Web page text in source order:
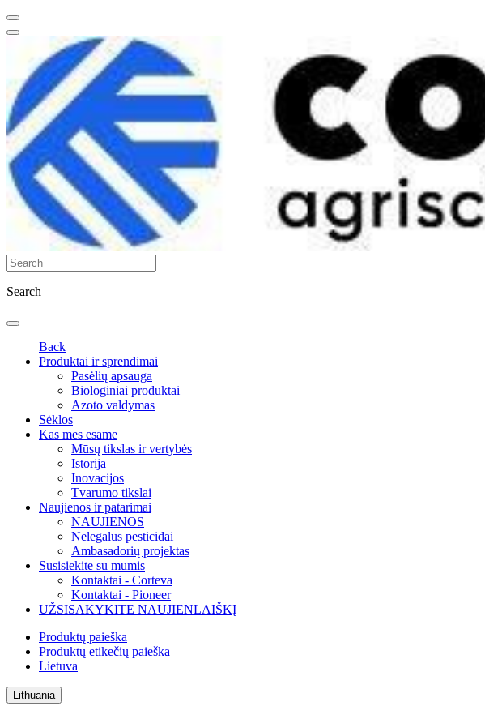
Search
Back
Produktai ir sprendimai
Pasėlių apsauga
Biologiniai produktai
Azoto valdymas
Sėklos
Kas mes esame
Mūsų tikslas ir vertybės
Istorija
Inovacijos
Tvarumo tikslai
Naujienos ir patarimai
NAUJIENOS
Nelegalūs pesticidai
Ambasadorių projektas
Susisiekite su mumis
Kontaktai - Corteva
Kontaktai - Pioneer
UŽSISAKYKITE NAUJIENLAIŠKĮ
Produktų paieška
Produktų etikečių paieška
Lietuva
Lithuania